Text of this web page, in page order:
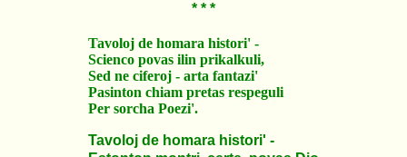
* * *
Tavoloj de homara histori' -
Scienco povas ilin prikalkuli,
Sed ne ciferoj - arta fantazi'
Pasinton chiam pretas respeguli
Per sorcha Poezi'.
Tavoloj de homara histori' -